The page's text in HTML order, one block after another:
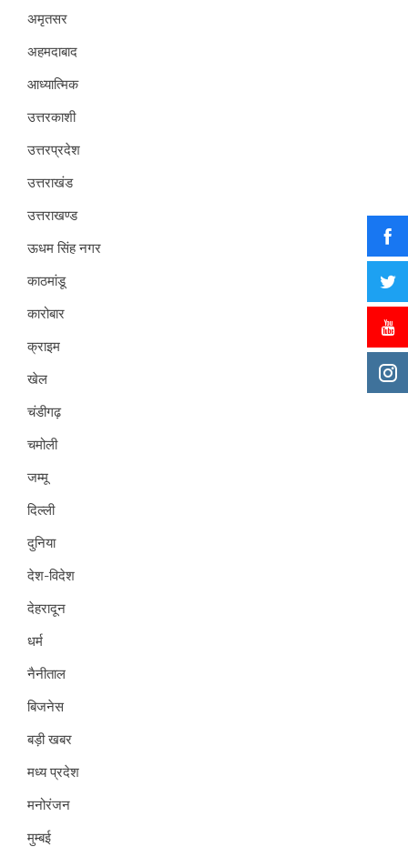
अमृतसर
अहमदाबाद
आध्यात्मिक
उत्तरकाशी
उत्तरप्रदेश
उत्तराखंड
उत्तराखण्ड
ऊधम सिंह नगर
काठमांडू
कारोबार
क्राइम
खेल
चंडीगढ़
चमोली
जम्मू
दिल्ली
दुनिया
देश-विदेश
देहरादून
धर्म
नैनीताल
बिजनेस
बड़ी खबर
मध्य प्रदेश
मनोरंजन
मुम्बई